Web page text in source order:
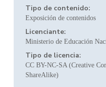
Tipo de contenido:
Exposición de contenidos
Licenciante:
Ministerio de Educación
Tipo de licencia:
CC BY-NC-SA (Creative
ShareAlike)